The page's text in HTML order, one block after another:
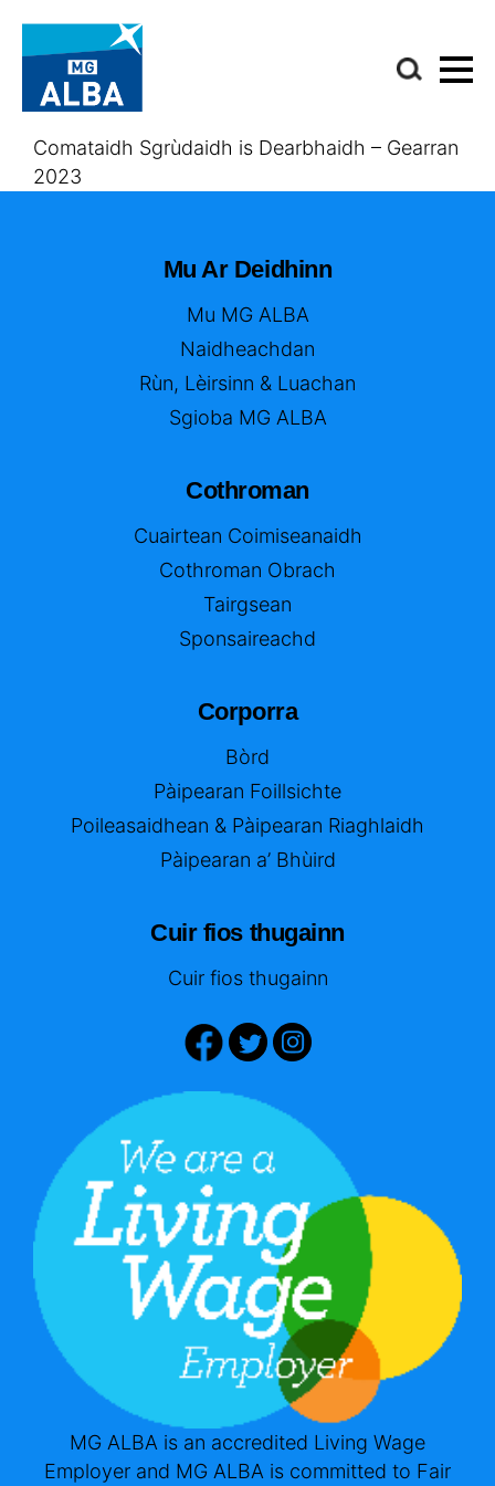
Comataidh Sgrùdaidh is Dearbhaidh – Gearran
2023
Mu Ar Deidhinn
Mu MG ALBA
Naidheachdan
Rùn, Lèirsinn & Luachan
Sgioba MG ALBA
Cothroman
Cuairtean Coimiseanaidh
Cothroman Obrach
Tairgsean
Sponsaireachd
Corporra
Bòrd
Pàipearan Foillsichte
Poileasaidhean & Pàipearan Riaghlaidh
Pàipearan a’ Bhùird
Cuir fios thugainn
Cuir fios thugainn
MG ALBA is an accredited Living Wage
Employer and MG ALBA is committed to Fair